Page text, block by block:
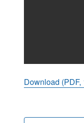
Download (PDF,